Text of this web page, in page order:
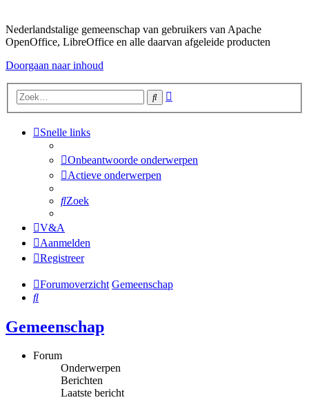
Nederlandstalige gemeenschap van gebruikers van Apache
OpenOffice, LibreOffice en alle daarvan afgeleide producten
Doorgaan naar inhoud
Zoek
Snelle links
Onbeantwoorde onderwerpen
Actieve onderwerpen
Zoek
V&A
Aanmelden
Registreer
Forumoverzicht Gemeenschap
Zoek
Gemeenschap
Forum
Onderwerpen
Berichten
Laatste bericht